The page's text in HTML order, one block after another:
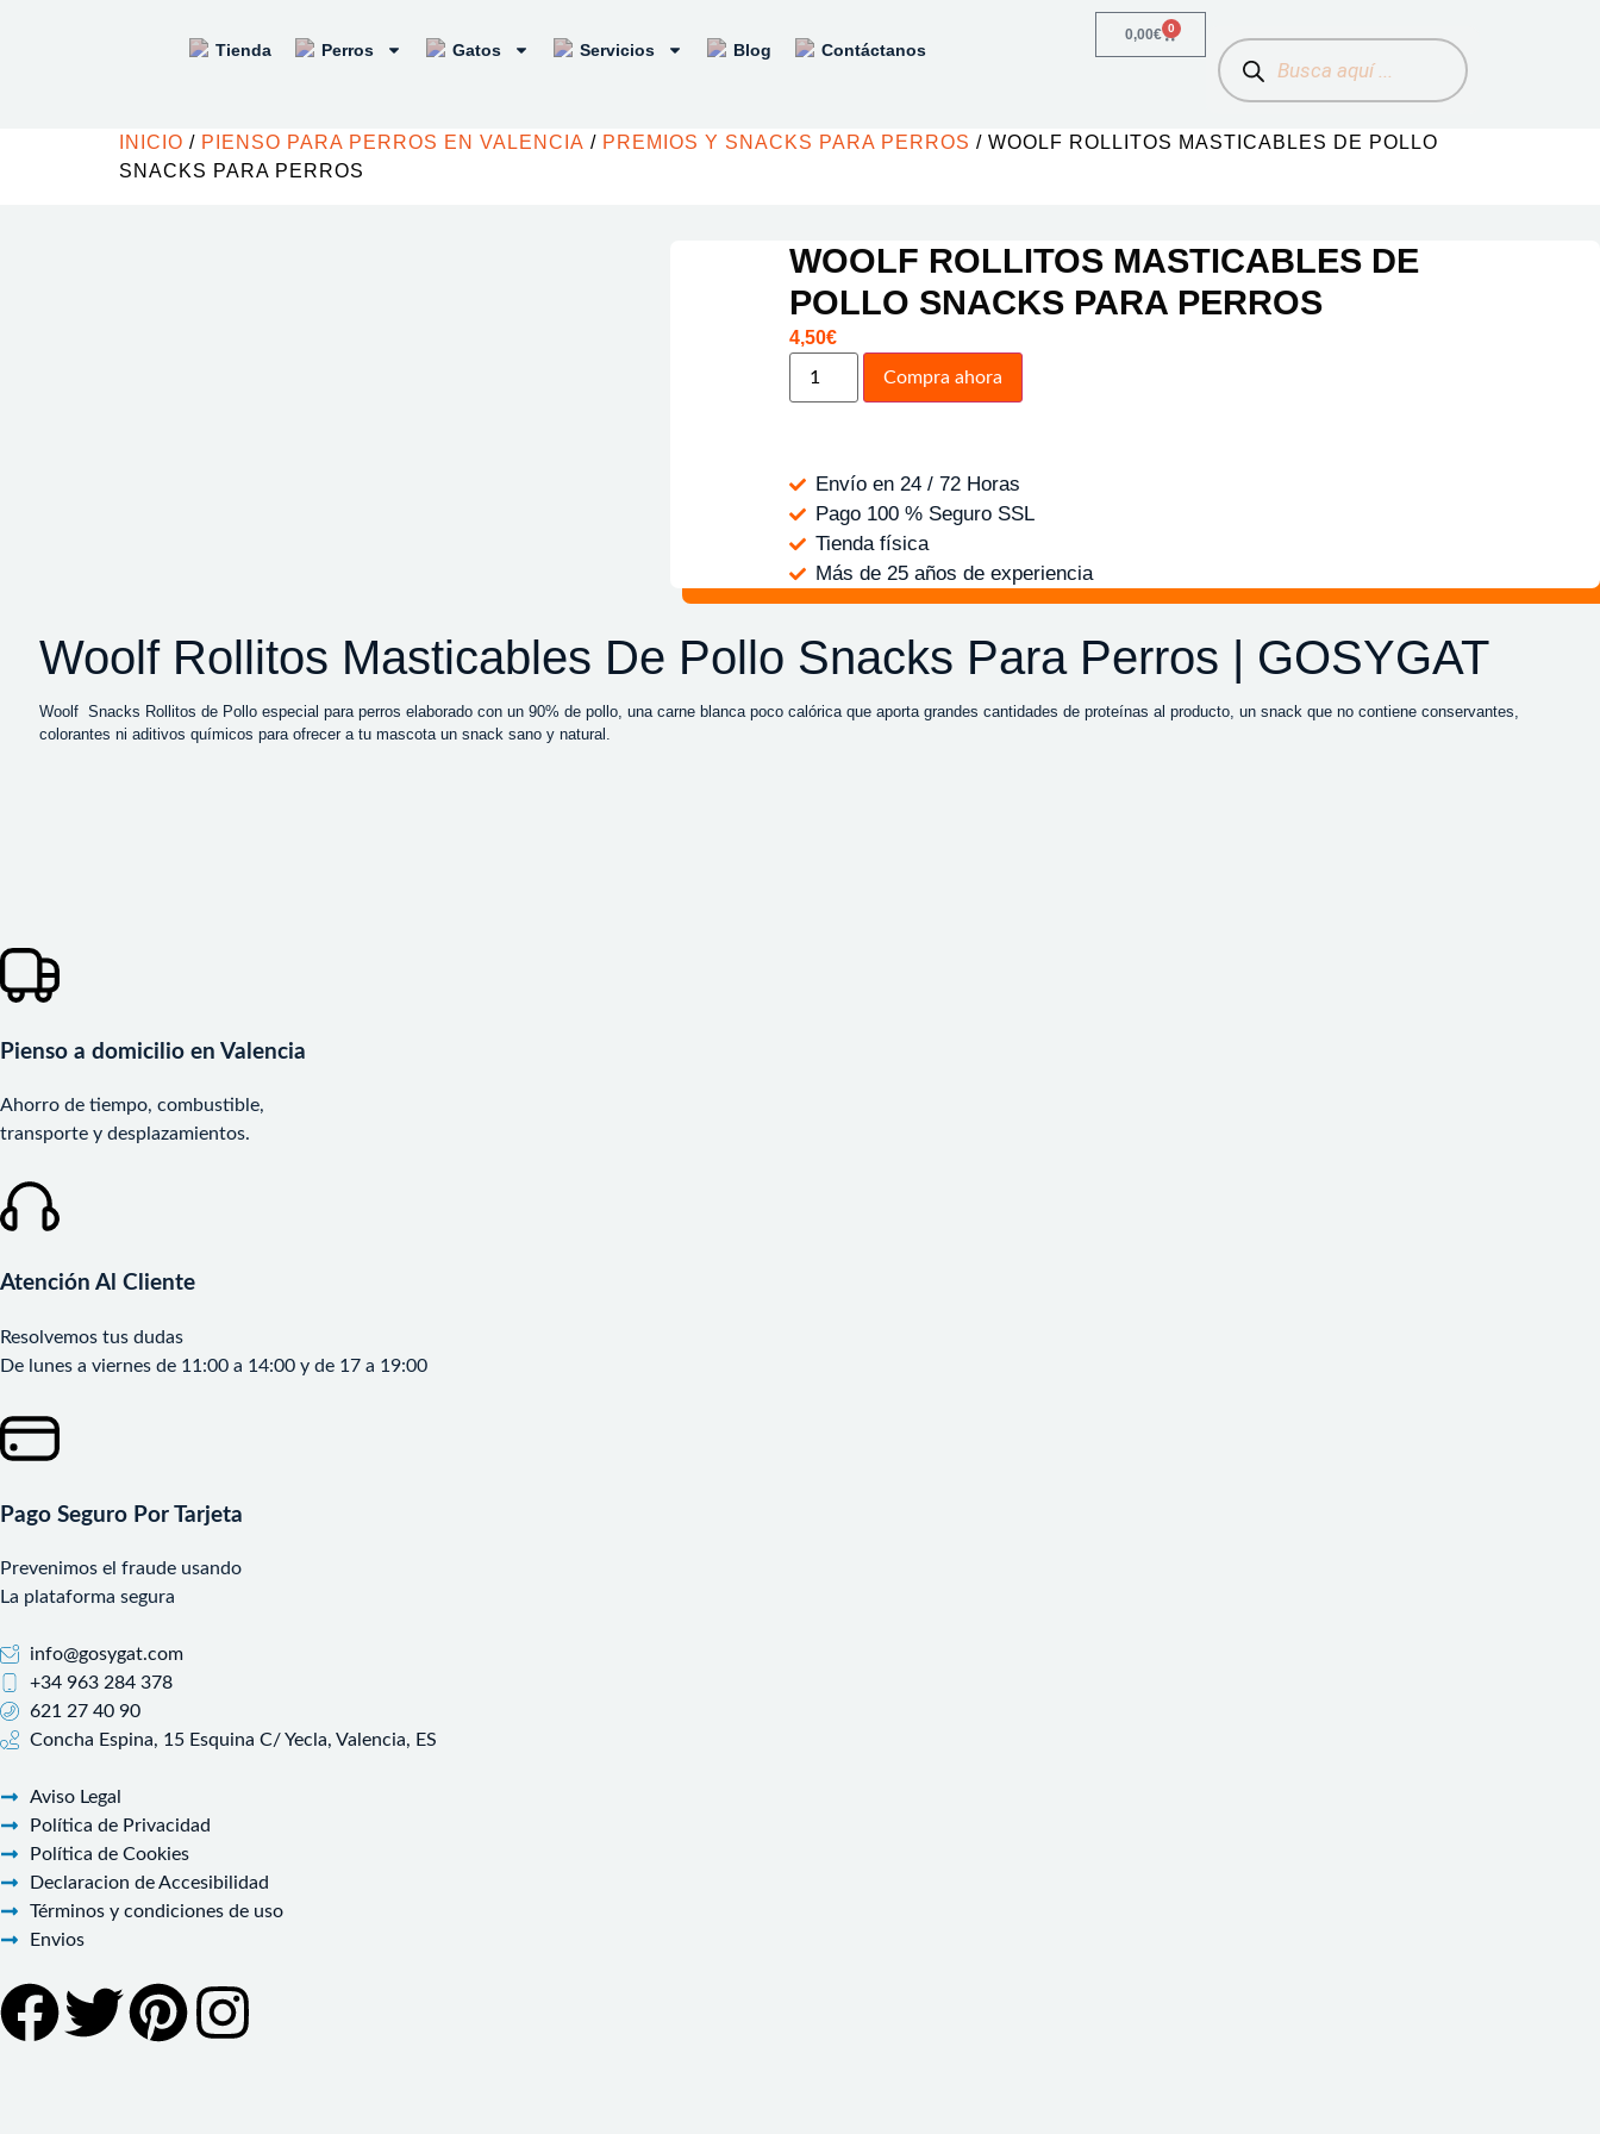
Tienda Perros Gatos Servicios Blog Contáctanos
0,00€ 0
INICIO / PIENSO PARA PERROS EN VALENCIA / PREMIOS Y SNACKS PARA PERROS / WOOLF ROLLITOS MASTICABLES DE POLLO
SNACKS PARA PERROS
WOOLF ROLLITOS MASTICABLES DE
POLLO SNACKS PARA PERROS
4,50€
Compra ahora
Envío en 24 / 72 Horas
Pago 100 % Seguro SSL
Tienda física
Más de 25 años de experiencia
Woolf Rollitos Masticables De Pollo Snacks Para Perros | GOSYGAT
Woolf Snacks Rollitos de Pollo especial para perros elaborado con un 90% de pollo, una carne blanca poco calórica que aporta grandes cantidades de proteínas al producto, un snack que no contiene conservantes,
colorantes ni aditivos químicos para ofrecer a tu mascota un snack sano y natural.
Pienso a domicilio en Valencia
Ahorro de tiempo, combustible,
transporte y desplazamientos.
Atención Al Cliente
Resolvemos tus dudas
De lunes a viernes de 11:00 a 14:00 y de 17 a 19:00
Pago Seguro Por Tarjeta
Prevenimos el fraude usando
La plataforma segura
info@gosygat.com
+34 963 284 378
621 27 40 90
Concha Espina, 15 Esquina C/ Yecla, Valencia, ES
Aviso Legal
Política de Privacidad
Política de Cookies
Declaracion de Accesibilidad
Términos y condiciones de uso
Envios